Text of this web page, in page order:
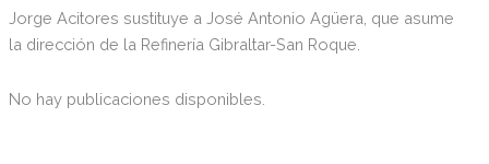
Jorge Acitores sustituye a José Antonio Agüera, que asume
la dirección de la Refinería Gibraltar-San Roque.
No hay publicaciones disponibles.